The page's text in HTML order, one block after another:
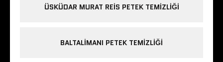
ÜSKÜDAR MURAT REIS PETEK TEMIZLIĞI
BALTALIMANI PETEK TEMIZLIĞI